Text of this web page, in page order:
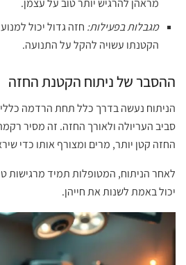
מראהן להרגיש יותר טוב על עצמן.
מגבלות בפעילות: חזה גדול יכול
הקטנתו עשויה להקל על התנועה.
ההסבר של ניתוח הקטנת החזה
הניתוח נעשה בדרך כלל תחת הרדמה
סביב העריולה ולאורך החזה. זה מסיר
החזה קטן יותר, מרים ומצורף אותו כדי
לאחר הניתוח, המטופלות תמיד מרגישות
יכול באמת לשנות את חייהן.